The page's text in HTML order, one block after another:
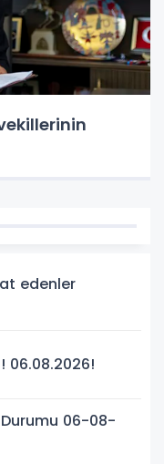
edenler
06.08.2026!
06-08-